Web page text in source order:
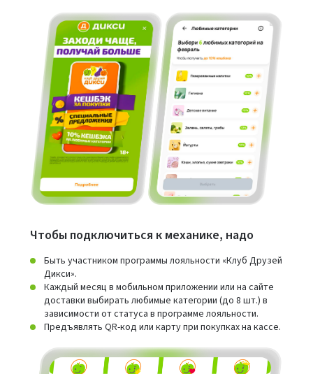
Чтобы подключиться к механике, надо
Быть участником программы лояльности «Клуб Друзей
Дикси».
Каждый месяц в мобильном приложении или на сайте
доставки выбирать любимые категории (до 8 шт.) в
зависимости от статуса в программе лояльности.
Предъявлять QR-код или карту при покупках на кассе.